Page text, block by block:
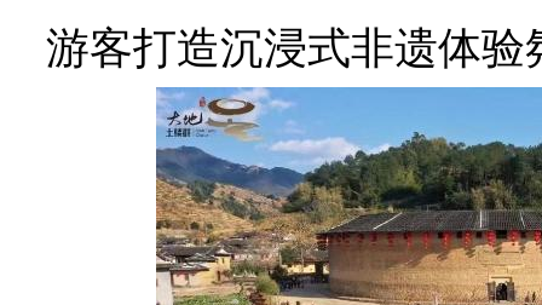
游客打造沉浸式非遗体验